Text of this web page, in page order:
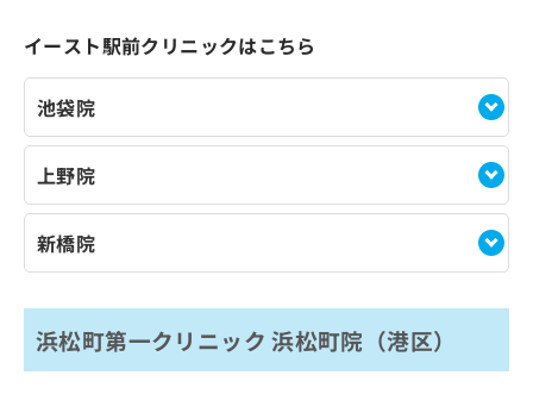
イースト駅前クリニックはこちら
池袋院
上野院
新橋院
浜松町第一クリニック 浜松町院（港区）